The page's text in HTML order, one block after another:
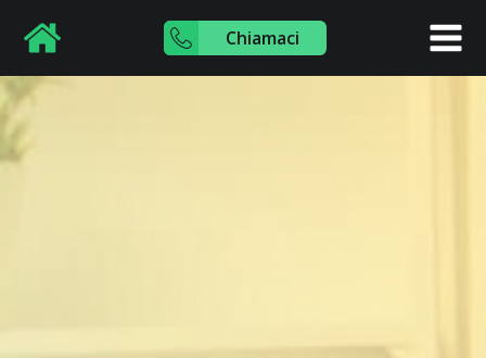
Chiamaci